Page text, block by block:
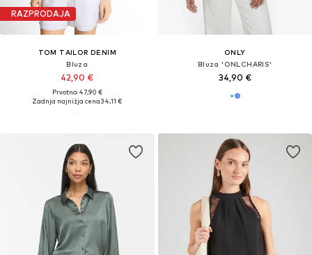
RAZPRODAJA
TOM TAILOR DENIM
Bluza
42,90 €
Prvotno: 47,90 €
Zadnja najnižja cena34,11 €
ONLY
Bluza 'ONLCHARIS'
34,90 €